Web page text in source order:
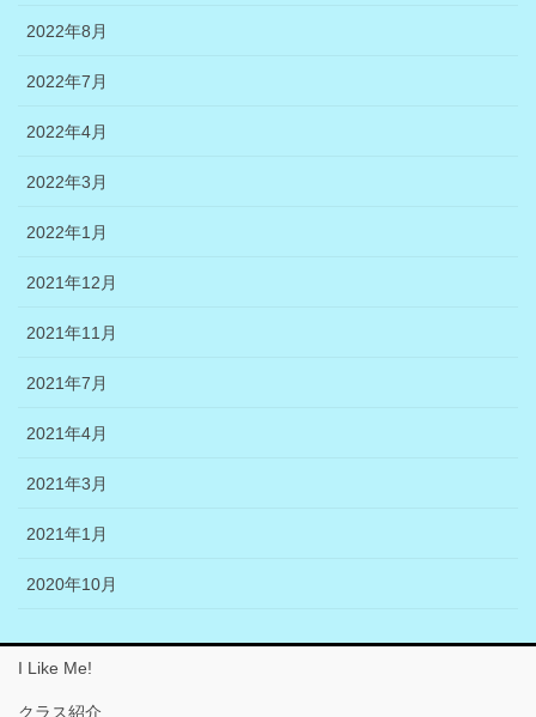
2022年8月
2022年7月
2022年4月
2022年3月
2022年1月
2021年12月
2021年11月
2021年7月
2021年4月
2021年3月
2021年1月
2020年10月
I Like Me!
クラス紹介